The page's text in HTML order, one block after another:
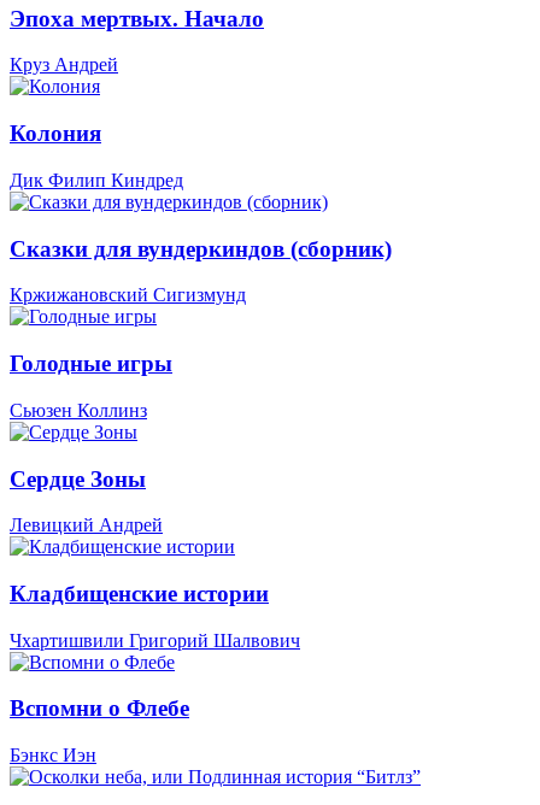
Эпоха мертвых. Начало
Круз Андрей
Колония
Дик Филип Киндред
Сказки для вундеркиндов (сборник)
Кржижановский Сигизмунд
Голодные игры
Сьюзен Коллинз
Сердце Зоны
Левицкий Андрей
Кладбищенские истории
Чхартишвили Григорий Шалвович
Вспомни о Флебе
Бэнкс Иэн